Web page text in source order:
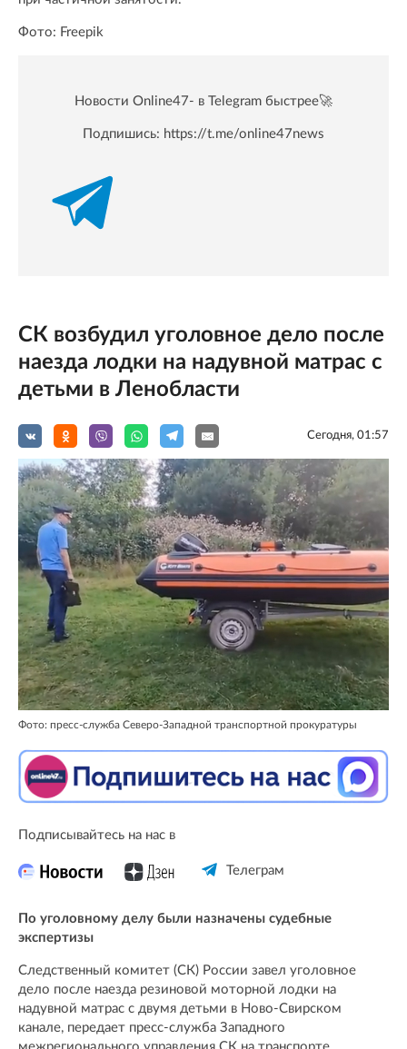
Фото: Freepik
Новости Online47- в Telegram быстрее🚀
Подпишись: https://t.me/online47news
СК возбудил уголовное дело после
наезда лодки на надувной матрас с
детьми в Ленобласти
Сегодня, 01:57
Фото: пресс-служба Северо-Западной транспортной прокуратуры
Подписывайтесь на нас в
Телеграм
По уголовному делу были назначены судебные
экспертизы
Следственный комитет (СК) России завел уголовное
дело после наезда резиновой моторной лодки на
надувной матрас с двумя детьми в Ново-Свирском
канале, передает пресс-служба Западного